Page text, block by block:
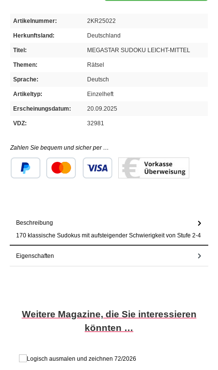
Artikelnummer: 2KR25022
Herkunftsland: Deutschland
Titel: MEGASTAR SUDOKU LEICHT-MITTEL
Themen: Rätsel
Sprache: Deutsch
Artikeltyp: Einzelheft
Erscheinungsdatum: 20.09.2025
VDZ: 32981
Zahlen Sie bequem und sicher per …
Beschreibung
170 klassische Sudokus mit aufsteigender Schwierigkeit von Stufe 2-4
Eigenschaften
Produktgalerie überspringen
Weitere Magazine, die Sie interessieren
könnten …